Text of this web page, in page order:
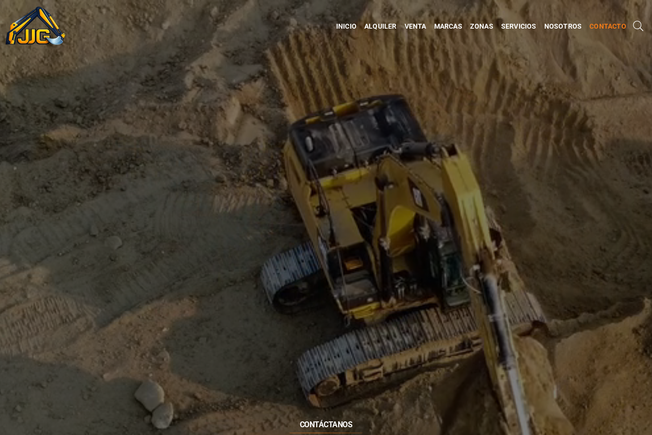
INICIO ALQUILER VENTA MARCAS ZONAS SERVICIOS NOSOTROS CONTACTO
CONTÁCTANOS